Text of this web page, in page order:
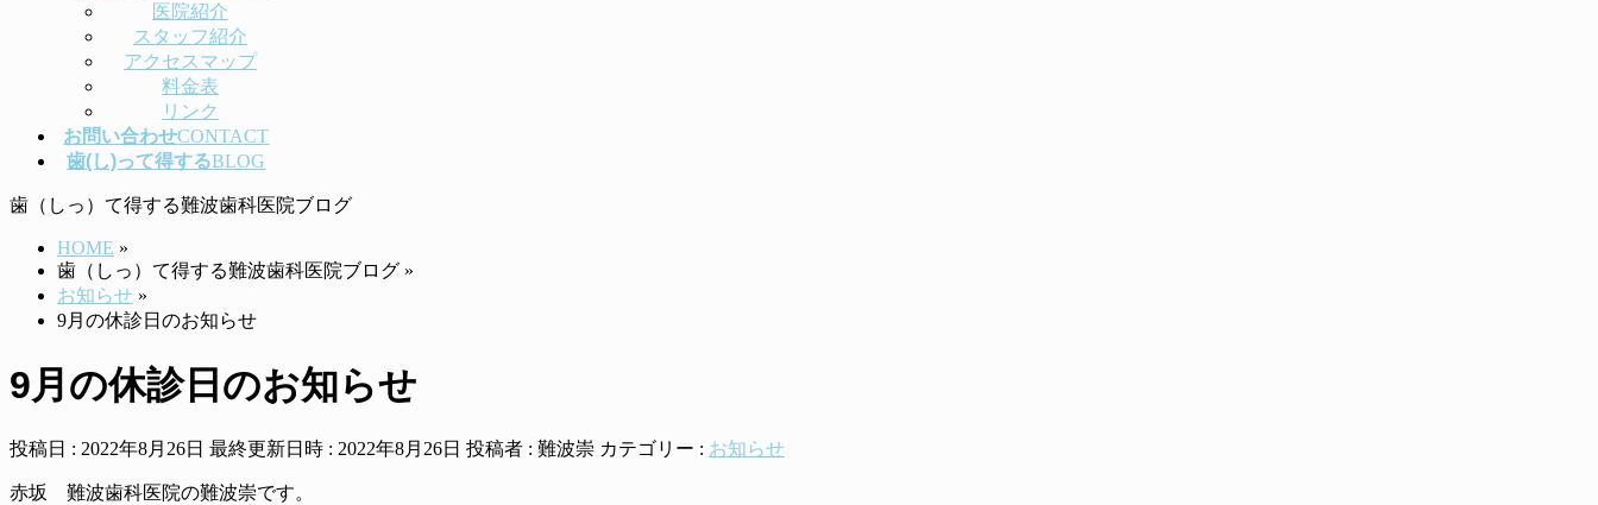
医院紹介
スタッフ紹介
アクセスマップ
料金表
リンク
お問い合わせCONTACT
歯(し)って得するBLOG
歯（しっ）て得する難波歯科医院ブログ
HOME »
歯（しっ）て得する難波歯科医院ブログ »
お知らせ »
9月の休診日のお知らせ
9月の休診日のお知らせ
投稿日 : 2022年8月26日 最終更新日時 : 2022年8月26日 投稿者 : 難波崇 カテゴリー : お知らせ
赤坂 難波歯科医院の難波崇です。